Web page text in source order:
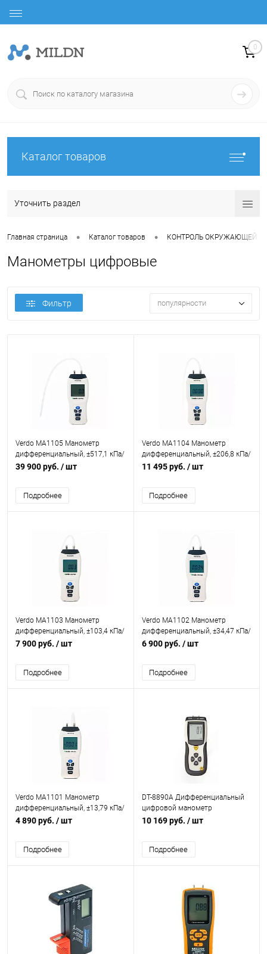
0
Каталог товаров
Уточнить раздел
Главная страница • Каталог товаров • КОНТРОЛЬ ОКРУЖАЮЩЕЙ
Манометры цифровые
Фильтр популярности
Verdo MA1105 Манометр
дифференциальный, ±517,1 кПа/
±0,3%
39 900 руб. / шт
Подробнее
Verdo MA1104 Манометр
дифференциальный, ±206,8 кПа/
±0,3%
11 495 руб. / шт
Подробнее
Verdo MA1103 Манометр
дифференциальный, ±103,4 кПа/
±0,3%
7 900 руб. / шт
Подробнее
Verdo MA1102 Манометр
дифференциальный, ±34,47 кПа/
±0,3%
6 900 руб. / шт
Подробнее
Verdo MA1101 Манометр
дифференциальный, ±13,79 кПа/
±0,3%
4 890 руб. / шт
Подробнее
DT-8890A Дифференциальный
цифровой манометр
10 169 руб. / шт
Подробнее